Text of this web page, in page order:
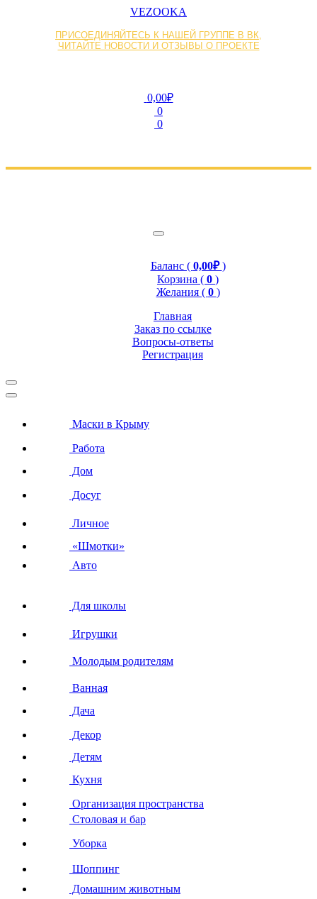
VEZOOKA
ПРИСОЕДИНЯЙТЕСЬ К НАШЕЙ ГРУППЕ В ВК,
ЧИТАЙТЕ НОВОСТИ И ОТЗЫВЫ О ПРОЕКТЕ
0,00₽
0
0
Баланс ( 0,00₽)
Корзина ( 0 )
Желания ( 0 )
Главная
Заказ по ссылке
Вопросы-ответы
Регистрация
Маски в Крыму
Работа
Дом
Досуг
Личное
«Шмотки»
Авто
Для школы
Игрушки
Молодым родителям
Ванная
Дача
Декор
Детям
Кухня
Организация пространства
Столовая и бар
Уборка
Шоппинг
Домашним животным